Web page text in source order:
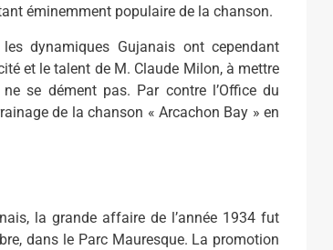
éminemment populaire de la chanson.
les dynamiques Gujanais ont cependant
et le talent de M. Claude Milon, à mettre
se dément pas. Par contre l’Office du
de la chanson « Arcachon Bay » en
la grande affaire de l’année 1934 fut
dans le Parc Mauresque. La promotion